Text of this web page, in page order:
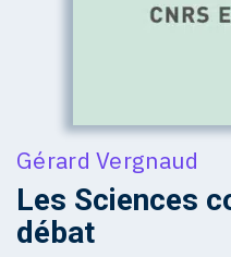
Gérard Vergnaud
Les Sciences
débat